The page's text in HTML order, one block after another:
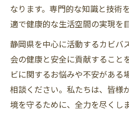
なります。専門的な知識と技術
適で健康的な生活空間の実現を
静岡県を中心に活動するカビバ
会の健康と安全に貢献すること
ビに関するお悩みや不安がある
相談ください。私たちは、皆様
境を守るために、全力を尽くしま